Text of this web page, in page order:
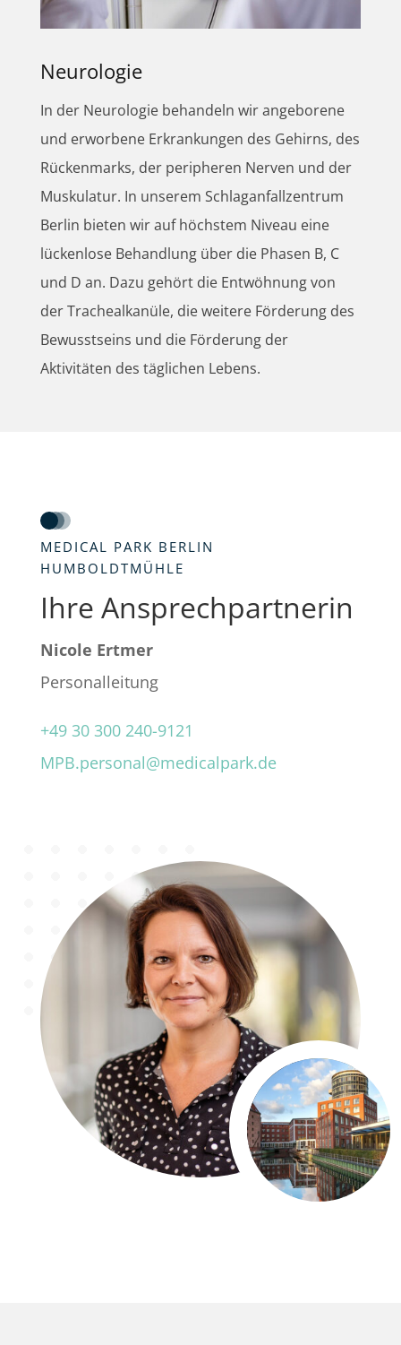
Neurologie
In der Neurologie behandeln wir angeborene
und erworbene Erkrankungen des Gehirns, des
Rückenmarks, der peripheren Nerven und der
Muskulatur. In unserem Schlaganfallzentrum
Berlin bieten wir auf höchstem Niveau eine
lückenlose Behandlung über die Phasen B, C
und D an. Dazu gehört die Entwöhnung von
der Trachealkanüle, die weitere Förderung des
Bewusstseins und die Förderung der
Aktivitäten des täglichen Lebens.
MEDICAL PARK BERLIN
HUMBOLDTMÜHLE
Ihre Ansprechpartnerin
Nicole Ertmer
Personalleitung
+49 30 300 240-9121
MPB.personal@medicalpark.de